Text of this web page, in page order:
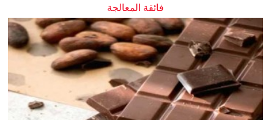
فائقة المعالجة